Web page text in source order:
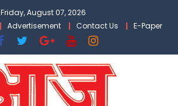
Friday, August 07, 2026
Advertisement Contact Us E-Paper